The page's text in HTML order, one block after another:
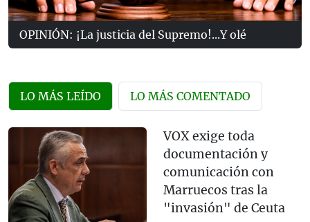
OPINIÓN: ¡La justicia del Supremo!...Y olé
LO MÁS LEÍDO LO MÁS COMENTADO
VOX exige toda
documentación y
comunicación con
Marruecos tras la
"invasión" de Ceuta